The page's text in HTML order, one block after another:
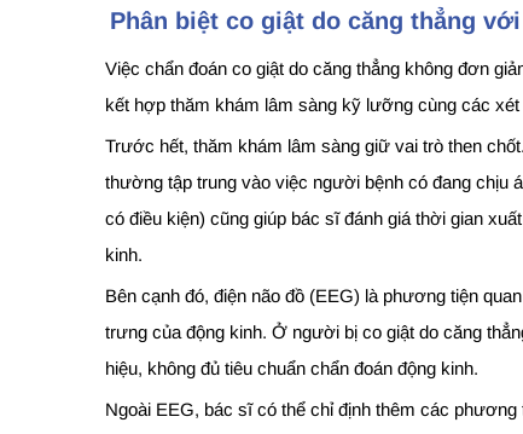
Phân biệt co giật do căng thẳng
Việc chẩn đoán co giật do căng thẳng không đơn
kết hợp thăm khám lâm sàng kỹ lưỡng cùng các
Trước hết, thăm khám lâm sàng giữ vai trò then
thường tập trung vào việc người bệnh có đang chịu
có điều kiện) cũng giúp bác sĩ đánh giá thời gian
kinh.
Bên cạnh đó, điện não đồ (EEG) là phương tiện
trưng của động kinh. Ở người bị co giật do căng
hiệu, không đủ tiêu chuẩn chẩn đoán động kinh.
Ngoài EEG, bác sĩ có thể chỉ định thêm các